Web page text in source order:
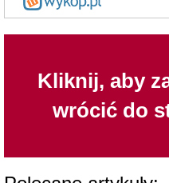
Kliknij, aby
wrócić do